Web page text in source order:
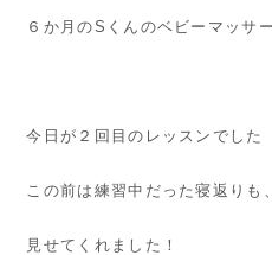
６か月のSくんのベビーマッサ
今日が２回目のレッスンでした
この前は練習中だった寝返りも
見せてくれました！